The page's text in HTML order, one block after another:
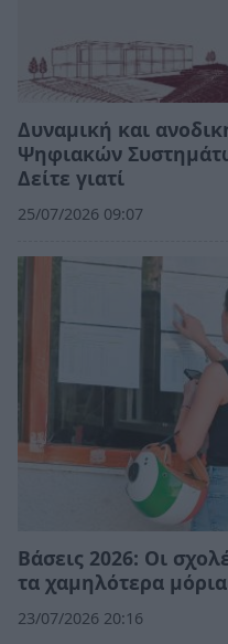
Δυναμική και
Ψηφιακών
Δείτε γιατί
25/07/2026 09:07
Βάσεις 2026: Οι
τα χαμηλότερα μόρια
23/07/2026 20:16